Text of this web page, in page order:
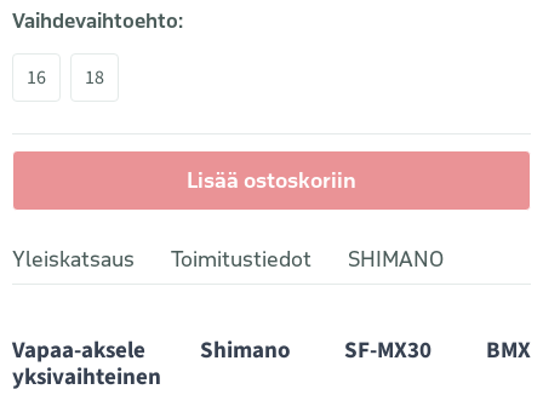
Vaihdevaihtoehto:
16 18
Lisää ostoskoriin
Yleiskatsaus Toimitustiedot SHIMANO
Vapaa-aksele Shimano SF-MX30 BMX
yksivaihteinen